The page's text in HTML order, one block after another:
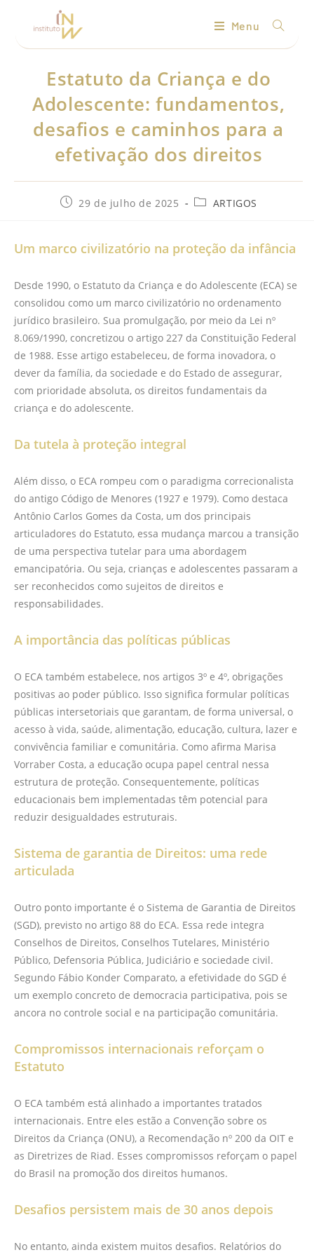
Menu
Estatuto da Criança e do
Adolescente: fundamentos,
desafios e caminhos para a
efetivação dos direitos
29 de julho de 2025 ARTIGOS
Um marco civilizatório na proteção da infância
Desde 1990, o Estatuto da Criança e do Adolescente (ECA) se
consolidou como um marco civilizatório no ordenamento
jurídico brasileiro. Sua promulgação, por meio da Lei nº
8.069/1990, concretizou o artigo 227 da Constituição Federal
de 1988. Esse artigo estabeleceu, de forma inovadora, o
dever da família, da sociedade e do Estado de assegurar,
com prioridade absoluta, os direitos fundamentais da
criança e do adolescente.
Da tutela à proteção integral
Além disso, o ECA rompeu com o paradigma correcionalista
do antigo Código de Menores (1927 e 1979). Como destaca
Antônio Carlos Gomes da Costa, um dos principais
articuladores do Estatuto, essa mudança marcou a transição
de uma perspectiva tutelar para uma abordagem
emancipatória. Ou seja, crianças e adolescentes passaram a
ser reconhecidos como sujeitos de direitos e
responsabilidades.
A importância das políticas públicas
O ECA também estabelece, nos artigos 3º e 4º, obrigações
positivas ao poder público. Isso significa formular políticas
públicas intersetoriais que garantam, de forma universal, o
acesso à vida, saúde, alimentação, educação, cultura, lazer e
convivência familiar e comunitária. Como afirma Marisa
Vorraber Costa, a educação ocupa papel central nessa
estrutura de proteção. Consequentemente, políticas
educacionais bem implementadas têm potencial para
reduzir desigualdades estruturais.
Sistema de garantia de Direitos: uma rede
articulada
Outro ponto importante é o Sistema de Garantia de Direitos
(SGD), previsto no artigo 88 do ECA. Essa rede integra
Conselhos de Direitos, Conselhos Tutelares, Ministério
Público, Defensoria Pública, Judiciário e sociedade civil.
Segundo Fábio Konder Comparato, a efetividade do SGD é
um exemplo concreto de democracia participativa, pois se
ancora no controle social e na participação comunitária.
Compromissos internacionais reforçam o
Estatuto
O ECA também está alinhado a importantes tratados
internacionais. Entre eles estão a Convenção sobre os
Direitos da Criança (ONU), a Recomendação nº 200 da OIT e
as Diretrizes de Riad. Esses compromissos reforçam o papel
do Brasil na promoção dos direitos humanos.
Desafios persistem mais de 30 anos depois
No entanto, ainda existem muitos desafios. Relatórios do